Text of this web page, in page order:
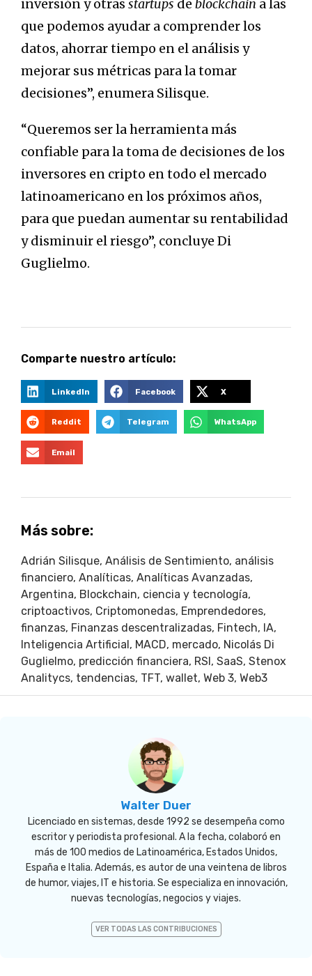
inversión y otras startups de blockchain a las
que podemos ayudar a comprender los
datos, ahorrar tiempo en el análisis y
mejorar sus métricas para la tomar
decisiones”, enumera Silisque.
“Queremos ser la herramienta más
confiable para la toma de decisiones de los
inversores en cripto en todo el mercado
latinoamericano en los próximos años,
para que puedan aumentar su rentabilidad
y disminuir el riesgo”, concluye Di
Guglielmo.
Comparte nuestro artículo:
LinkedIn Facebook X
Reddit Telegram WhatsApp
Email
Más sobre:
Adrián Silisque, Análisis de Sentimiento, análisis
financiero, Analíticas, Analíticas Avanzadas,
Argentina, Blockchain, ciencia y tecnología,
criptoactivos, Criptomonedas, Emprendedores,
finanzas, Finanzas descentralizadas, Fintech, IA,
Inteligencia Artificial , MACD, mercado, Nicolás Di
Guglielmo, predicción financiera, RSI , SaaS, Stenox
Analitycs, tendencias, TFT, wallet, Web 3, Web3
Walter Duer
Licenciado en sistemas, desde 1992 se desempeña como
escritor y periodista profesional. A la fecha, colaboró en
más de 100 medios de Latinoamérica, Estados Unidos,
España e Italia. Además, es autor de una veintena de libros
de humor, viajes, IT e historia. Se especializa en innovación,
nuevas tecnologías, negocios y viajes.
VER TODAS LAS CONTRIBUCIONES